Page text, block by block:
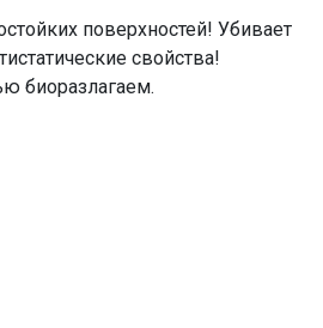
поверхностей! Убивает
свойства!
биоразлагаем.